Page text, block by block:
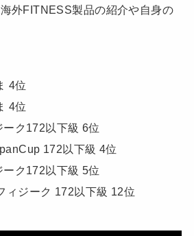
外FITNESS製品の紹介や自身の
4位
4位
ーク172以下級 6位
172以下級 4位
ーク172以下級 5位
ィジーク 172以下級 12位